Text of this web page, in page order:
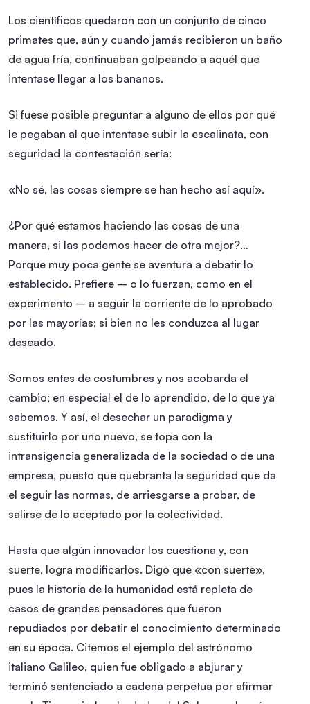
Los científicos quedaron con un conjunto de cinco
primates que, aún y cuando jamás recibieron un baño
de agua fría, continuaban golpeando a aquél que
intentase llegar a los bananos.
Si fuese posible preguntar a alguno de ellos por qué
le pegaban al que intentase subir la escalinata, con
seguridad la contestación sería:
«No sé, las cosas siempre se han hecho así aquí».
¿Por qué estamos haciendo las cosas de una
manera, si las podemos hacer de otra mejor?…
Porque muy poca gente se aventura a debatir lo
establecido. Prefiere – o lo fuerzan, como en el
experimento – a seguir la corriente de lo aprobado
por las mayorías; si bien no les conduzca al lugar
deseado.
Somos entes de costumbres y nos acobarda el
cambio; en especial el de lo aprendido, de lo que ya
sabemos. Y así, el desechar un paradigma y
sustituirlo por uno nuevo, se topa con la
intransigencia generalizada de la sociedad o de una
empresa, puesto que quebranta la seguridad que da
el seguir las normas, de arriesgarse a probar, de
salirse de lo aceptado por la colectividad.
Hasta que algún innovador los cuestiona y, con
suerte, logra modificarlos. Digo que «con suerte»,
pues la historia de la humanidad está repleta de
casos de grandes pensadores que fueron
repudiados por debatir el conocimiento determinado
en su época. Citemos el ejemplo del astrónomo
italiano Galileo, quien fue obligado a abjurar y
terminó sentenciado a cadena perpetua por afirmar